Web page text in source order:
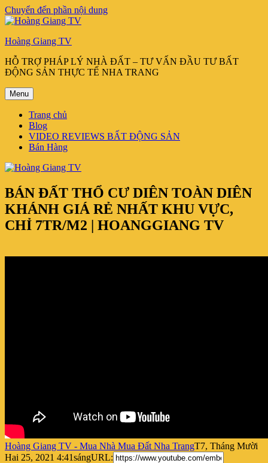
Chuyển đến phần nội dung
Hoàng Giang TV
HỖ TRỢ PHÁP LÝ NHÀ ĐẤT – TƯ VẤN ĐẦU TƯ BẤT
ĐỘNG SẢN THỰC TẾ NHA TRANG
Menu
Trang chủ
Blog
VIDEO REVIEWS BẤT ĐỘNG SẢN
Bán Hàng
BÁN ĐẤT THỔ CƯ DIÊN TOÀN DIÊN
KHÁNH GIÁ RẺ NHẤT KHU VỰC,
CHỈ 7TR/M2 | HOANGGIANG TV
Hoàng Giang TV - Mua Nhà Mua Đất Nha TrangT7, Tháng Mười
Hai 25, 2021 4:41sángURL: